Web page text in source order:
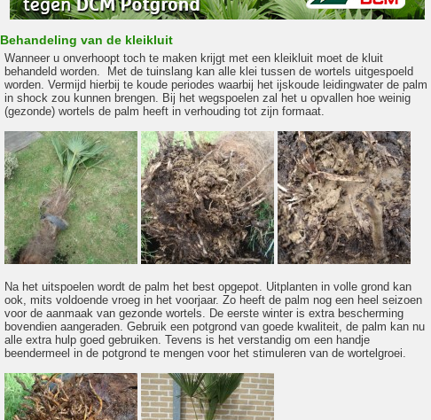
Behandeling van de kleikluit
Wanneer u onverhoopt toch te maken krijgt met een kleikluit moet de kluit
behandeld worden. Met de tuinslang kan alle klei tussen de wortels uitgespoeld
worden. Vermijd hierbij te koude periodes waarbij het ijskoude leidingwater de palm
in shock zou kunnen brengen. Bij het wegspoelen zal het u opvallen hoe weinig
(gezonde) wortels de palm heeft in verhouding tot zijn formaat.
Na het uitspoelen wordt de palm het best opgepot. Uitplanten in volle grond kan
ook, mits voldoende vroeg in het voorjaar. Zo heeft de palm nog een heel seizoen
voor de aanmaak van gezonde wortels. De eerste winter is extra bescherming
bovendien aangeraden. Gebruik een potgrond van goede kwaliteit, de palm kan nu
alle extra hulp goed gebruiken. Tevens is het verstandig om een handje
beendermeel in de potgrond te mengen voor het stimuleren van de wortelgroei.